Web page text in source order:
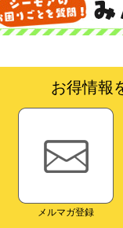
お得情報
メルマガ登録